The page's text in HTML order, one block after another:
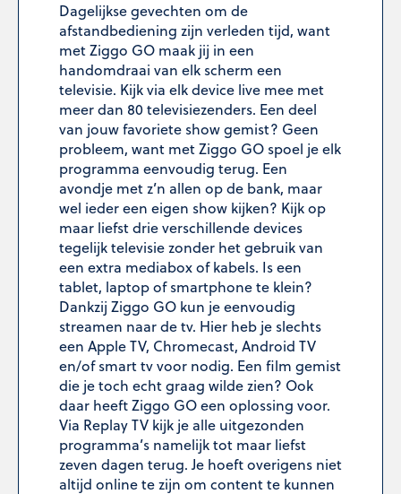
Dagelijkse gevechten om de
afstandbediening zijn verleden tijd, want
met Ziggo GO maak jij in een
handomdraai van elk scherm een
televisie. Kijk via elk device live mee met
meer dan 80 televisiezenders. Een deel
van jouw favoriete show gemist? Geen
probleem, want met Ziggo GO spoel je elk
programma eenvoudig terug. Een
avondje met z’n allen op de bank, maar
wel ieder een eigen show kijken? Kijk op
maar liefst drie verschillende devices
tegelijk televisie zonder het gebruik van
een extra mediabox of kabels. Is een
tablet, laptop of smartphone te klein?
Dankzij Ziggo GO kun je eenvoudig
streamen naar de tv. Hier heb je slechts
een Apple TV, Chromecast, Android TV
en/of smart tv voor nodig. Een film gemist
die je toch echt graag wilde zien? Ook
daar heeft Ziggo GO een oplossing voor.
Via Replay TV kijk je alle uitgezonden
programma’s namelijk tot maar liefst
zeven dagen terug. Je hoeft overigens niet
altijd online te zijn om content te kunnen